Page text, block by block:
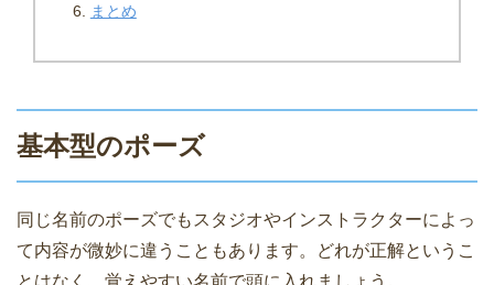
まとめ
基本型のポーズ
同じ名前のポーズでもスタジオやインストラクターによっ
て内容が微妙に違うこともあります。どれが正解というこ
とはなく、覚えやすい名前で頭に入れましょう。